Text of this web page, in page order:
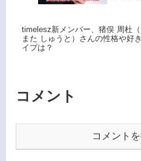
timelesz新メンバー、猪俣 周杜
また しゅうと）さんの性格や好
イプは？
コメント
コメント